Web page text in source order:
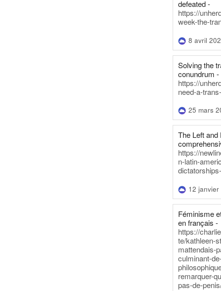
defeated -
https://
week-the-
8 avril
Solving the
conundrum -
https://
need-a-
25 mars
The Left
https://
n-latin-
12
Féminisme
en français -
https://
te/kathleen-
mattendais-
culminant-
remarquer-
pas-de-